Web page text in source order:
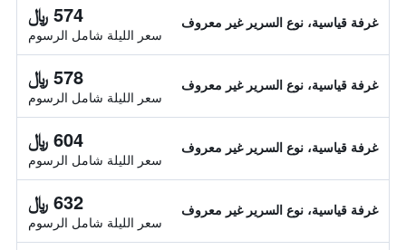
غرفة قياسية، نوع السرير غير معروف 574 ﷼
سعر الليلة شامل الرسوم
غرفة قياسية، نوع السرير غير معروف 578 ﷼
سعر الليلة شامل الرسوم
غرفة قياسية، نوع السرير غير معروف 604 ﷼
سعر الليلة شامل الرسوم
غرفة قياسية، نوع السرير غير معروف 632 ﷼
سعر الليلة شامل الرسوم